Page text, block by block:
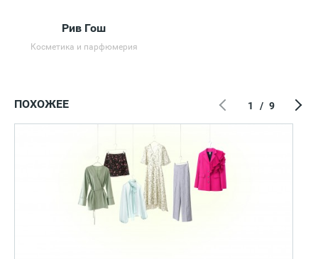
Рив Гош
Косметика и парфюмерия
ПОХОЖЕЕ 1 / 9